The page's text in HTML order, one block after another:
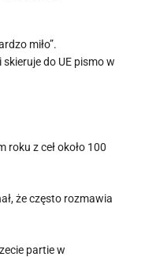
miło”.
do UE pismo w
z ceł około 100
że często rozmawia
partie w